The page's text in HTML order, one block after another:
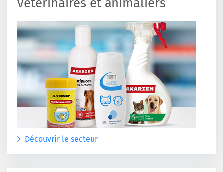
vétérinaires et animaliers
Découvrir le secteur